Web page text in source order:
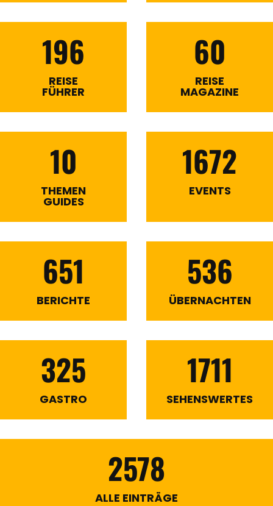
196
REISE
FÜHRER
60
REISE
MAGAZINE
10
THEMEN
GUIDES
1672
EVENTS
651
BERICHTE
536
ÜBERNACHTEN
325
GASTRO
1711
SEHENSWERTES
2578
ALLE EINTRÄGE